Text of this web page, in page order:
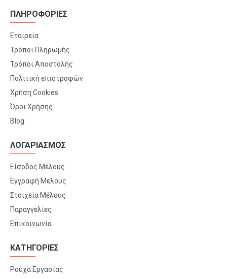
ΠΛΗΡΟΦΟΡΙΕΣ
Εταιρεία
Τρόποι Πληρωμής
Τρόποι Αποστολής
Πολιτική επιστροφών
Χρήση Cookies
Όροι Χρήσης
Blog
ΛΟΓΑΡΙΑΣΜΟΣ
Είσοδος Μέλους
Εγγραφή Μελους
Στοιχεία Μέλους
Παραγγελίες
Επικοινωνία
ΚΑΤΗΓΟΡΙΕΣ
Ρούχα Εργασίας